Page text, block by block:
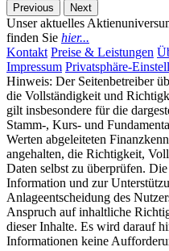
Previous Next
Unser aktuelles
finden Sie hier...
Kontakt Preise & Leistungen
Impressum Privatsphäre-
Hinweis: Der Seitenbetreiber
die Vollständigkeit und
gilt insbesondere für die
Stamm-, Kurs- und
Werten abgeleiteten
angehalten, die Richtigkeit,
Daten selbst zu überprüfen.
Information und zur
Anlageentscheidung des
Anspruch auf inhaltliche
dieser Inhalte. Es wird darauf
Informationen keine